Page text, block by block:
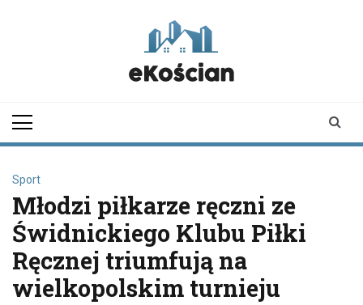
Sport
Młodzi piłkarze ręczni ze
Świdnickiego Klubu Piłki
Ręcznej triumfują na
wielkopolskim turnieju